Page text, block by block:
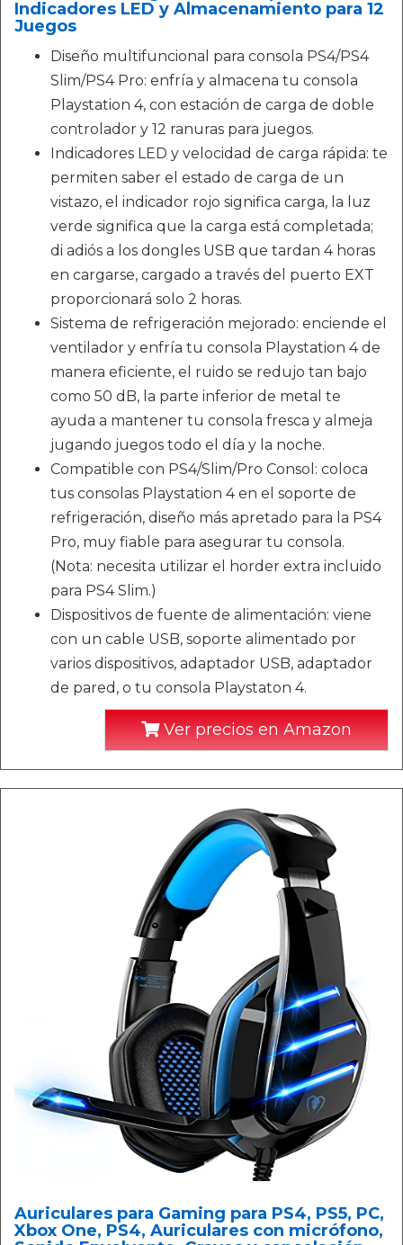
Indicadores LED y Almacenamiento para 12
Juegos
Diseño multifuncional para consola PS4/PS4
Slim/PS4 Pro: enfría y almacena tu consola
Playstation 4, con estación de carga de doble
controlador y 12 ranuras para juegos.
Indicadores LED y velocidad de carga rápida: te
permiten saber el estado de carga de un
vistazo, el indicador rojo significa carga, la luz
verde significa que la carga está completada;
di adiós a los dongles USB que tardan 4 horas
en cargarse, cargado a través del puerto EXT
proporcionará solo 2 horas.
Sistema de refrigeración mejorado: enciende el
ventilador y enfría tu consola Playstation 4 de
manera eficiente, el ruido se redujo tan bajo
como 50 dB, la parte inferior de metal te
ayuda a mantener tu consola fresca y almeja
jugando juegos todo el día y la noche.
Compatible con PS4/Slim/Pro Consol: coloca
tus consolas Playstation 4 en el soporte de
refrigeración, diseño más apretado para la PS4
Pro, muy fiable para asegurar tu consola.
(Nota: necesita utilizar el horder extra incluido
para PS4 Slim.)
Dispositivos de fuente de alimentación: viene
con un cable USB, soporte alimentado por
varios dispositivos, adaptador USB, adaptador
de pared, o tu consola Playstaton 4.
Ver precios en Amazon
Auriculares para Gaming para PS4, PS5, PC,
Xbox One, PS4, Auriculares con micrófono,